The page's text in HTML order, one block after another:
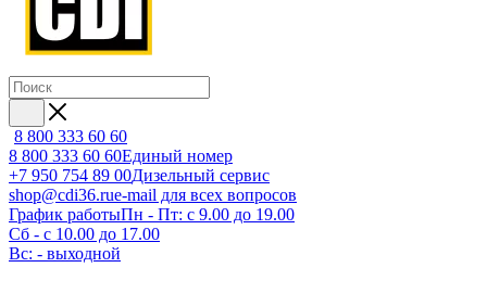
8 800 333 60 60
8 800 333 60 60Единый номер
+7 950 754 89 00Дизельный сервис
shop@cdi36.rue-mail для всех вопросов
График работыПн - Пт: с 9.00 до 19.00
Сб - с 10.00 до 17.00
Вс: - выходной